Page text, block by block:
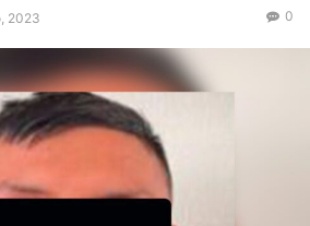
2023 0